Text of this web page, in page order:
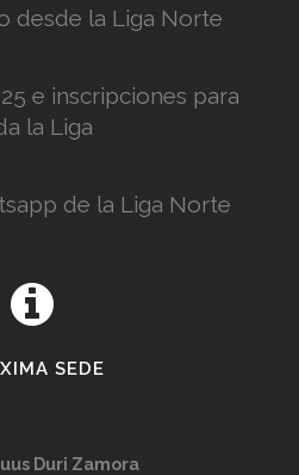
desde la Liga Norte
e inscripciones para
la Liga
de la Liga Norte
SEDE
Duri Zamora